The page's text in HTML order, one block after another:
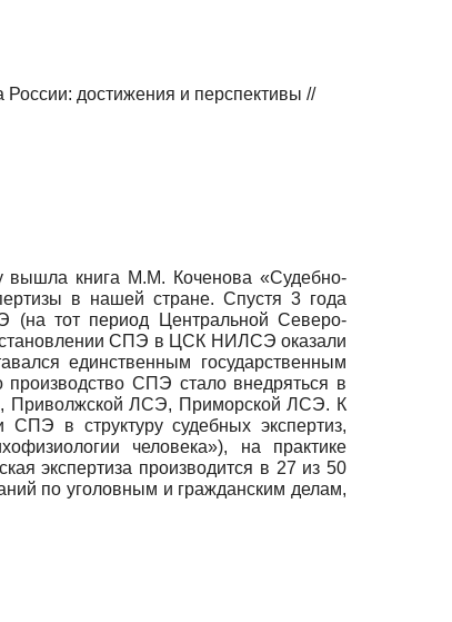
достижения и перспективы //
вышла книга М.М. Коченова «Судебно-
в нашей стране. Спустя 3 года
(на тот период Центральной Северо-
СПЭ в ЦСК НИЛСЭ оказали
единственным государственным
СПЭ стало внедряться в
Приволжской ЛСЭ, Приморской ЛСЭ. К
в структуру судебных экспертиз,
человека»), на практике
экспертиза производится в 27 из 50
по уголовным и гражданским делам,